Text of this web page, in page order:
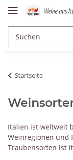
Startseite
Italien ist weltweit
Weinregionen und
Traubensorten ist